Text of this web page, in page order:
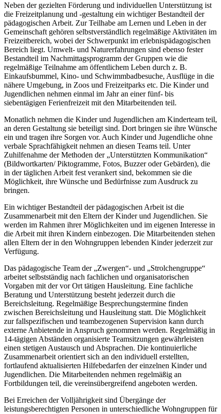
Neben der gezielten Förderung und individuellen Unterstützung ist
die Freizeitplanung und -gestaltung ein wichtiger Bestandteil der
pädagogischen Arbeit. Zur Teilhabe am Lernen und Leben in der
Gemeinschaft gehören selbstverständlich regelmäßige Aktivitäten im
Freizeitbereich, wobei der Schwerpunkt im erlebnispädagogischen
Bereich liegt. Umwelt- und Naturerfahrungen sind ebenso fester
Bestandteil im Nachmittagsprogramm der Gruppen wie die
regelmäßige Teilnahme am öffentlichem Leben durch z. B.
Einkaufsbummel, Kino- und Schwimmbadbesuche, Ausflüge in die
nähere Umgebung, in Zoos und Freizeitparks etc. Die Kinder und
Jugendlichen nehmen einmal im Jahr an einer fünf- bis
siebentägigen Ferienfreizeit mit den Mitarbeitenden teil.
Monatlich nehmen die Kinder und Jugendlichen am Kinderteam teil,
an deren Gestaltung sie beteiligt sind. Dort bringen sie ihre Wünsche
ein und tragen ihre Sorgen vor. Auch Kinder und Jugendliche ohne
verbale Sprachfähigkeit nehmen an diesen Teams teil. Unter
Zuhilfenahme der Methoden der „Unterstützten Kommunikation“
(Bildwortkarten/ Piktogramme, Fotos, Buzzer oder Gebärden), die
in der täglichen Arbeit fest verankert sind, bekommen sie die
Möglichkeit, ihre Wünsche und Bedürfnisse zum Ausdruck zu
bringen.
Ein wichtiger Bestandteil der pädagogischen Arbeit ist die
Zusammenarbeit mit den Eltern der Kinder und Jugendlichen. Sie
werden im Rahmen ihrer Möglichkeiten und im eigenen Interesse in
die Arbeit mit ihren Kindern einbezogen. Die Mitarbeitenden stehen
allen Eltern der in den Wohngruppen lebenden Kinder jederzeit zur
Verfügung.
Das pädagogische Team der „Zwergen“- und „Strolchengruppe“
arbeitet selbstständig nach fachlichen und organisatorischen
Vorgaben mit der vor Ort tätigen Hausleitung. Eine fachliche
Beratung und Unterstützung besteht jederzeit durch die
Bereichsleitung. Regelmäßige Besprechungstermine finden
zwischen Bereichsleitung und Hausleitung statt. Die Möglichkeit
zur fallspezifischen und teambezogenen Supervision kann durch
externe Anbietende in Anspruch genommen werden. Regelmäßig in
14-tägigen Abständen organisierte Teamsitzungen gewährleisten
einen stetigen Austausch und Absprachen. Die kontinuierliche
Zusammenarbeit orientiert sich an den individuell erstellten,
fortlaufend aktualisierten Hilfebedarfen der einzelnen Kinder und
Jugendlichen. Die Mitarbeitenden nehmen regelmäßig an
Fortbildungen teil, die vereinsübergreifend angeboten werden.
Bei Erreichen der Volljährigkeit sind Übergänge der
leistungsberechtigten Personen in unterschiedliche Wohngruppen für